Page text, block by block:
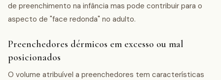
de preenchimento na infância mas pode contribuir para o
aspecto de "face redonda" no adulto.
Preenchedores dérmicos em excesso ou mal
posicionados
O volume atribuível a preenchedores tem características